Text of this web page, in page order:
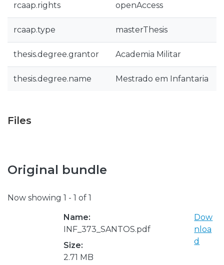
rcaap.rights openAccess
rcaap.type masterThesis
thesis.degree.grantor Academia Militar
thesis.degree.name Mestrado em Infantaria
Files
Original bundle
Now showing 1 - 1 of 1
Name:
INF_373_SANTOS.pdf
Size:
2.71 MB
Dow
nloa
d